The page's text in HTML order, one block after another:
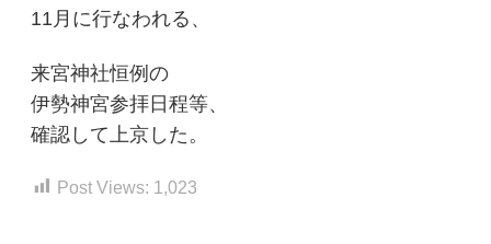
11月に行なわれる、
来宮神社恒例の
伊勢神宮参拝日程等、
確認して上京した。
Post Views: 1,023